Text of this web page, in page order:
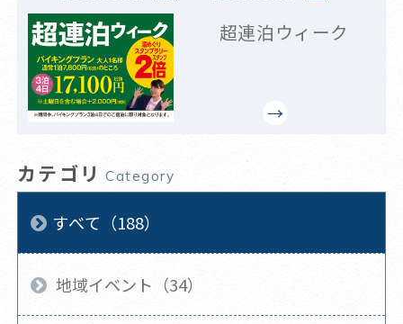
超連泊ウィーク
カテゴリ Category
すべて（188）
地域イベント（34）